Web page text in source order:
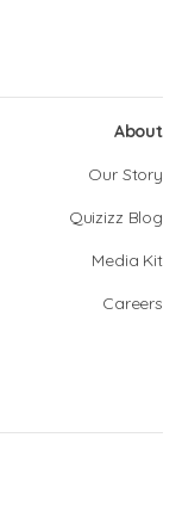
About
Our Story
Quizizz Blog
Media Kit
Careers